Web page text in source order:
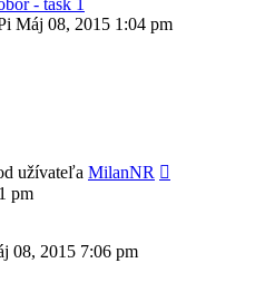
Máj 08, 2015 1:04 pm
užívateľa MilanNR
pm
08, 2015 7:06 pm